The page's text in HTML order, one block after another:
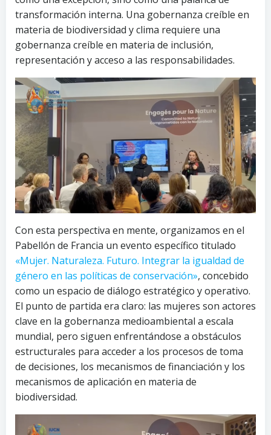
transformación interna. Una gobernanza creíble en
materia de biodiversidad y clima requiere una
gobernanza creíble en materia de inclusión,
representación y acceso a las responsabilidades.
Con esta perspectiva en mente, organizamos en el
Pabellón de Francia un evento específico titulado
«Mujer. Naturaleza. Futuro. Integrar la igualdad de
género en las políticas de conservación», concebido
como un espacio de diálogo estratégico y operativo.
El punto de partida era claro: las mujeres son actores
clave en la gobernanza medioambiental a escala
mundial, pero siguen enfrentándose a obstáculos
estructurales para acceder a los procesos de toma
de decisiones, los mecanismos de financiación y los
mecanismos de aplicación en materia de
biodiversidad.